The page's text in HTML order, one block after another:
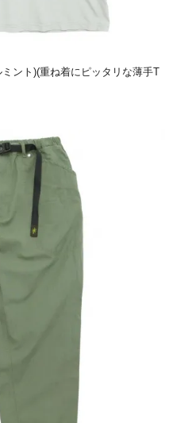
ント)(重ね着にピッタリな薄手T